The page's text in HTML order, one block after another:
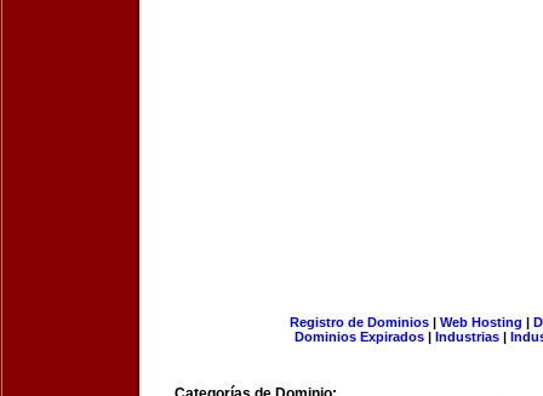
Registro de Dominios| Web Hosting |
Dominios Expirados | Industrias |